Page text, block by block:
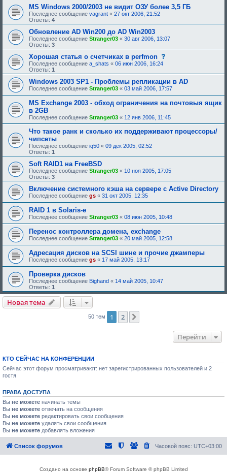
MS Windows 2000/2003 не видит ОЗУ более 3,5 ГБ
Последнее сообщение vagrant « 27 окт 2006, 21:52
Ответы: 4
Обновление AD Win200 до AD Win2003
Последнее сообщение Stranger03 « 30 авг 2006, 13:07
Ответы: 3
Хорошая статья о счетчиках в perfmon
б
щ
е
н
е
т
р
б
о
о
б
е
и
я
:
Последнее сообщение a_shats « 06 июн 2006, 16:24
Ответы: 1
Windows 2003 SP1 - Проблемы репликации в AD
Последнее сообщение Stranger03 « 03 май 2006, 17:57
MS Exchange 2003 - обход ограничения на почтовыя ящик
в 2GB
Последнее сообщение Stranger03 « 12 янв 2006, 11:45
Что такое ранк и сколько их поддерживают процессоры/
чипсеты
Последнее сообщение iq50 « 09 дек 2005, 02:52
Ответы: 1
Soft RAID1 на FreeBSD
Последнее сообщение Stranger03 « 10 ноя 2005, 17:05
Ответы: 3
Включение системного кэша на сервере с Active Directory
Последнее сообщение gs « 31 окт 2005, 12:35
RAID 1 в Solaris-е
Последнее сообщение Stranger03 « 08 июн 2005, 10:48
Перенос контроллера домена, exchange
Последнее сообщение Stranger03 « 20 май 2005, 12:58
Адресация дисков на SCSI шине и прочие джамперы
Последнее сообщение gs « 17 май 2005, 13:17
Проверка дисков
Последнее сообщение Bighand « 14 май 2005, 10:47
Ответы: 1
Новая тема
50 тем 1 2
Перейти
КТО СЕЙЧАС НА КОНФЕРЕНЦИИ
Сейчас этот форум просматривают: нет зарегистрированных пользователей и 2
гостя
ПРАВА ДОСТУПА
Вы не можете начинать темы
Вы не можете отвечать на сообщения
Вы не можете редактировать свои сообщения
Вы не можете удалять свои сообщения
Вы не можете добавлять вложения
Список форумов Часовой пояс: UTC+03:00
Создано на основе phpBB® Forum Software © phpBB Limited